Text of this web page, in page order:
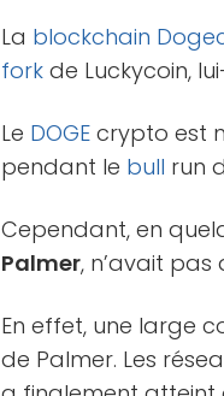
La blockchain
fork de Luckycoin,
Le DOGE crypto est
pendant le bull run
Cependant, en
Palmer, n’avait pas
En effet, une large
de Palmer. Les